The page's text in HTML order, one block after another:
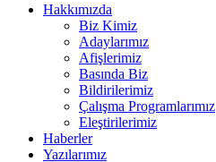
Hakkımızda
Biz Kimiz
Adaylarımız
Afişlerimiz
Basında Biz
Bildirilerimiz
Çalışma Programlarımız
Eleştirilerimiz
Haberler
Yazılarımız